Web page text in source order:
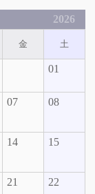
2026
金 土
01
07 08
14 15
21 22